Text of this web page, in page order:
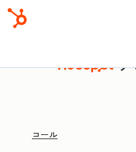
ナ
コール